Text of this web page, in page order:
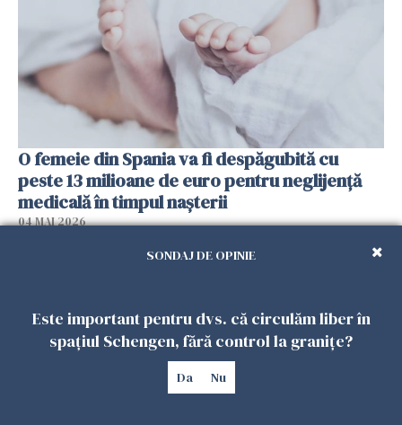
O femeie din Spania va fi despăgubită cu
peste 13 milioane de euro pentru neglijenţă
medicală în timpul naşterii
04 MAI 2026
SONDAJ DE OPINIE
Este important pentru dvs. că circulăm liber în
spațiul Schengen, fără control la granițe?
Da Nu